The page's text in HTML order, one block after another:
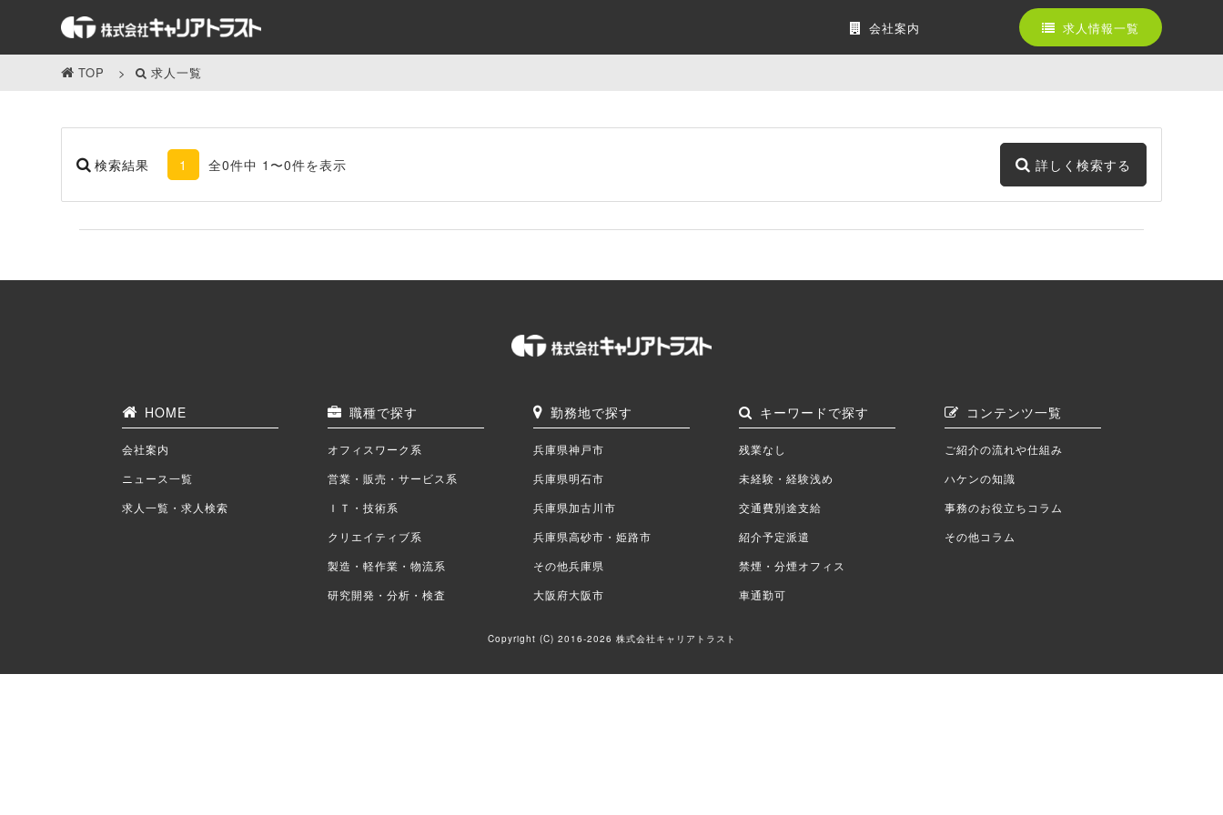
会社案内 求人情報一覧
TOP 求人一覧
検索結果 1 全0件中 1〜0件を表示 詳しく検索する
HOME
会社案内
ニュース一覧
求人一覧・求人検索
職種で探す
オフィスワーク系
営業・販売・サービス系
ＩＴ・技術系
クリエイティブ系
製造・軽作業・物流系
研究開発・分析・検査
勤務地で探す
兵庫県神戸市
兵庫県明石市
兵庫県加古川市
兵庫県高砂市・姫路市
その他兵庫県
大阪府大阪市
キーワードで探す
残業なし
未経験・経験浅め
交通費別途支給
紹介予定派遣
禁煙・分煙オフィス
車通勤可
コンテンツ一覧
ご紹介の流れや仕組み
ハケンの知識
事務のお役立ちコラム
その他コラム
Copyright (C) 2016-2026 株式会社キャリアトラスト